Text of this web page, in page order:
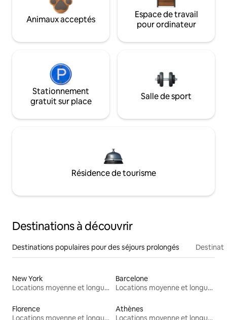
Animaux acceptés
Espace de travail
pour ordinateur
Stationnement
gratuit sur place
Salle de sport
Résidence de tourisme
Destinations à découvrir
Destinations populaires pour des séjours prolongés
New York
Locations moyenne et longue durée
Barcelone
Locations moyenne et longue durée
Florence
Locations moyenne et longue durée
Athènes
Locations moyenne et longue durée